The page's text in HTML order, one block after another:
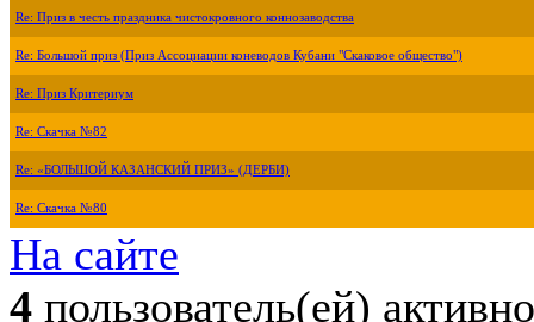
Re: Приз в честь праздника чистокровного коннозаводства
Re: Большой приз (Приз Ассоциации коневодов Кубани "Скаковое общество")
Re: Приз Критериум
Re: Скачка №82
Re: «БОЛЬШОЙ КАЗАНСКИЙ ПРИЗ» (ДЕРБИ)
Re: Скачка №80
На сайте
4 пользователь(ей) активно